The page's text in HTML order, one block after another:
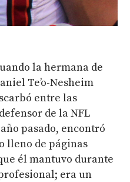
la hermana de
Te’o-Nesheim
entre las
de la NFL
pasado, encontró
lleno de páginas
él mantuvo durante
era un